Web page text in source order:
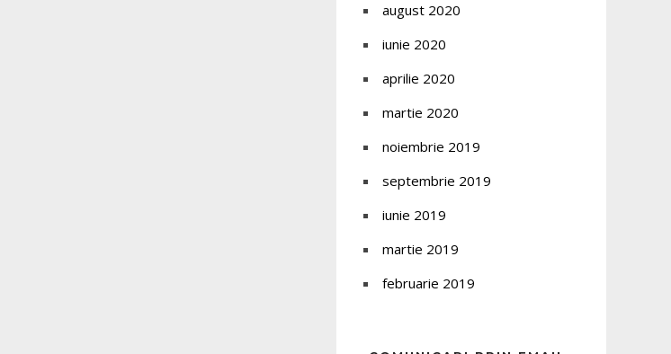
august 2020
iunie 2020
aprilie 2020
martie 2020
noiembrie 2019
septembrie 2019
iunie 2019
martie 2019
februarie 2019